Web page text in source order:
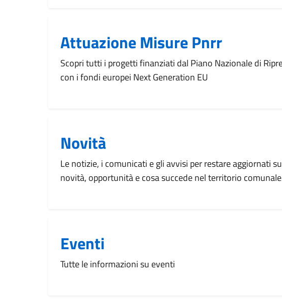
Attuazione Misure Pnrr
Scopri tutti i progetti finanziati dal Piano Nazionale di
con i fondi europei Next Generation EU
Novità
Le notizie, i comunicati e gli avvisi per restare aggiornati
novità, opportunità e cosa succede nel territorio
Eventi
Tutte le informazioni su eventi